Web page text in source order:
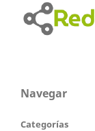
Navegar
Categorías